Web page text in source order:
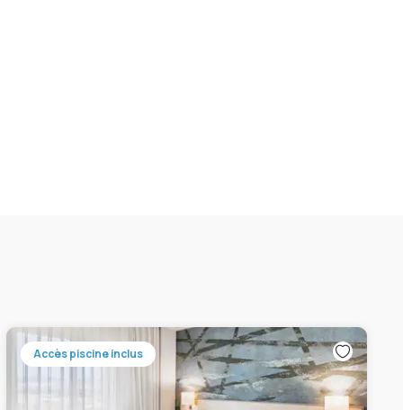
Accès piscine inclus